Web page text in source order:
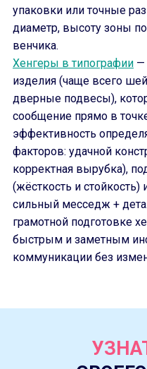
упаковки или точные
диаметр, высоту зоны
венчика.
Хенгеры в типографии —
изделия (чаще всего
дверные подвесы),
сообщение прямо в
эффективность
факторов: удачной
корректная вырубка),
(жёсткость и стойкость)
сильный месседж +
грамотной подготовке
быстрым и заметным
коммуникации без